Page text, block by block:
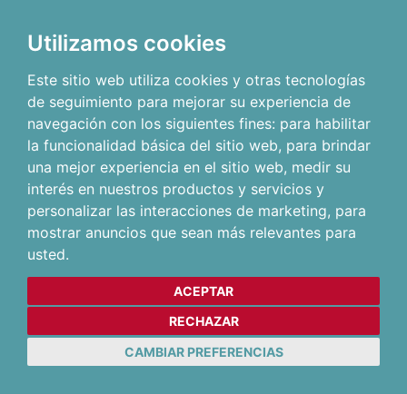
Utilizamos cookies
Este sitio web utiliza cookies y otras tecnologías
de seguimiento para mejorar su experiencia de
navegación con los siguientes fines: para habilitar
la funcionalidad básica del sitio web, para brindar
una mejor experiencia en el sitio web, medir su
interés en nuestros productos y servicios y
personalizar las interacciones de marketing, para
mostrar anuncios que sean más relevantes para
usted.
ACEPTAR
RECHAZAR
CAMBIAR PREFERENCIAS